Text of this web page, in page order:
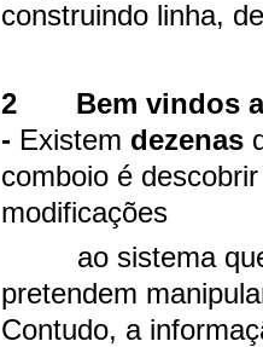
construindo linha,
2 Bem vindos
- Existem dezenas
comboio é
modificações
ao sistema que
pretendem
Contudo, a